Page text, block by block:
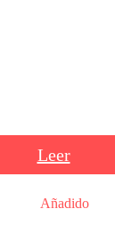
Leer
Añadido